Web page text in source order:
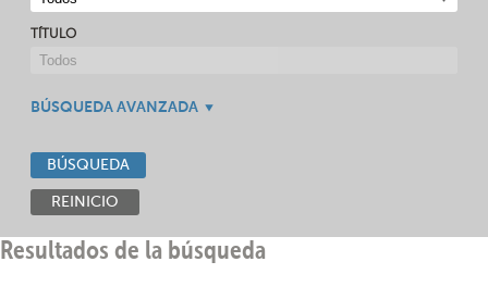
TÍTULO
BÚSQUEDA AVANZADA
BÚSQUEDA
REINICIO
Resultados de la búsqueda